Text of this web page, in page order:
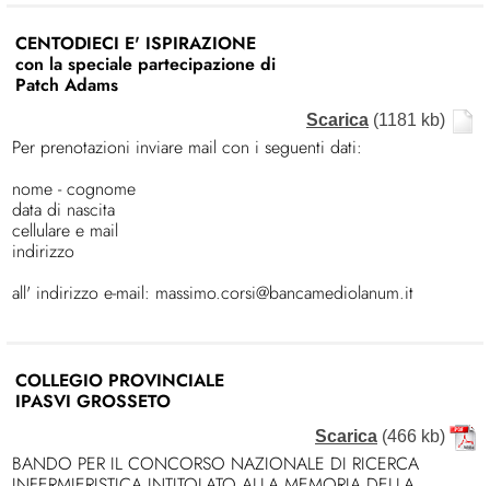
CENTODIECI E' ISPIRAZIONE
con la speciale partecipazione di
Patch Adams
Scarica (1181 kb)
Per prenotazioni inviare mail con i seguenti dati:
nome - cognome
data di nascita
cellulare e mail
indirizzo
all' indirizzo e-mail: massimo.corsi@bancamediolanum.it
COLLEGIO PROVINCIALE
IPASVI GROSSETO
Scarica (466 kb)
BANDO PER IL CONCORSO NAZIONALE DI RICERCA